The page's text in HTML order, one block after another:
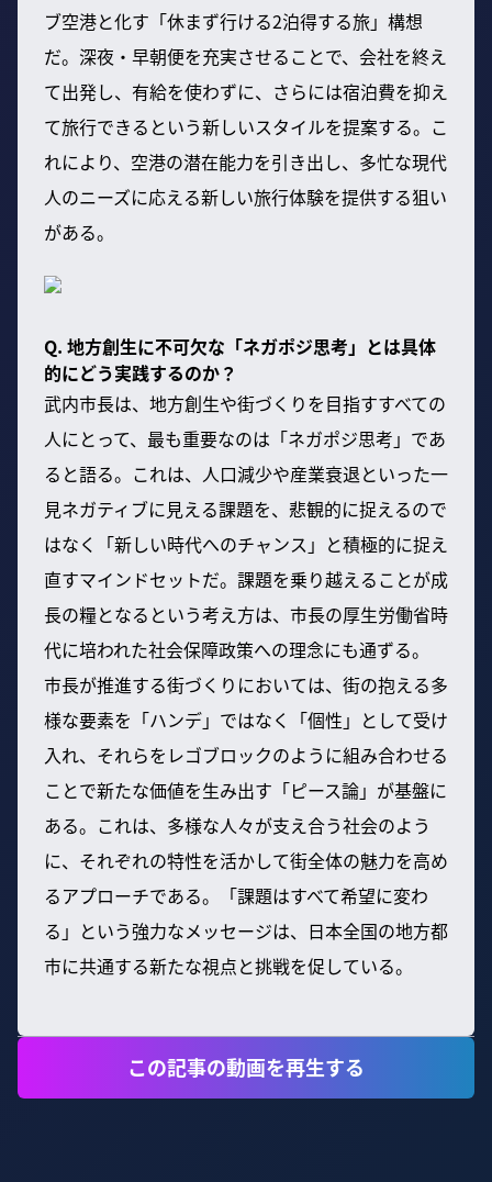
ブ空港と化す「休まず行ける2泊得する旅」構想
だ。深夜・早朝便を充実させることで、会社を終え
て出発し、有給を使わずに、さらには宿泊費を抑え
て旅行できるという新しいスタイルを提案する。こ
れにより、空港の潜在能力を引き出し、多忙な現代
人のニーズに応える新しい旅行体験を提供する狙い
がある。
Q. 地方創生に不可欠な「ネガポジ思考」とは具体
的にどう実践するのか？
武内市長は、地方創生や街づくりを目指すすべての
人にとって、最も重要なのは「ネガポジ思考」であ
ると語る。これは、人口減少や産業衰退といった一
見ネガティブに見える課題を、悲観的に捉えるので
はなく「新しい時代へのチャンス」と積極的に捉え
直すマインドセットだ。課題を乗り越えることが成
長の糧となるという考え方は、市長の厚生労働省時
代に培われた社会保障政策への理念にも通ずる。
市長が推進する街づくりにおいては、街の抱える多
様な要素を「ハンデ」ではなく「個性」として受け
入れ、それらをレゴブロックのように組み合わせる
ことで新たな価値を生み出す「ピース論」が基盤に
ある。これは、多様な人々が支え合う社会のよう
に、それぞれの特性を活かして街全体の魅力を高め
るアプローチである。「課題はすべて希望に変わ
る」という強力なメッセージは、日本全国の地方都
市に共通する新たな視点と挑戦を促している。
この記事の動画を再生する